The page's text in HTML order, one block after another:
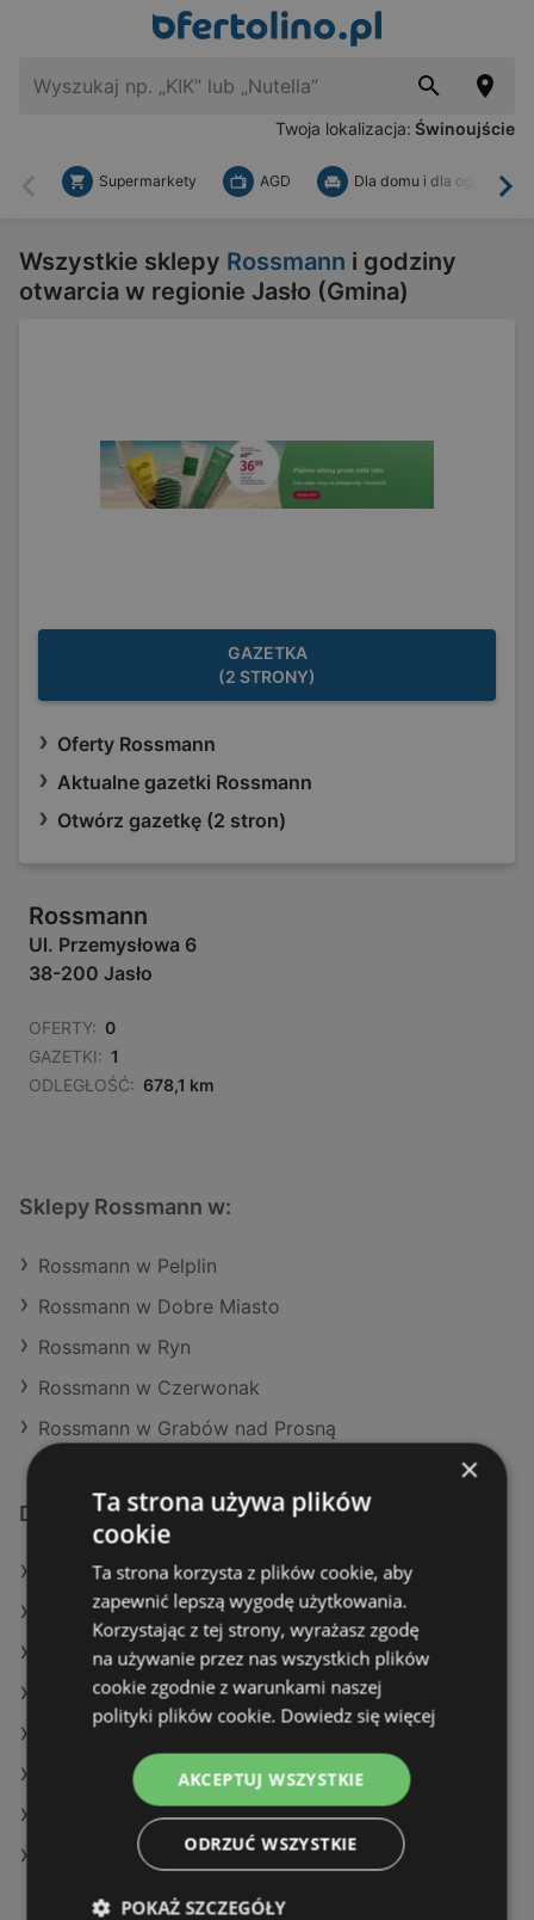
Twoja lokalizacja: Świnoujście
Wstecz
Supermarkety AGD Dla domu i dla ogrodu
Wszystkie sklepy Rossmann i godziny
otwarcia w regionie Jasło (Gmina)
GAZETKA
(2 STRONY)
Oferty Rossmann
Aktualne gazetki Rossmann
Otwórz gazetkę (2 stron)
Rossmann
Ul. Przemysłowa 6
38-200 Jasło
OFERTY: 0
GAZETKI: 1
ODLEGŁOŚĆ: 678,1 km
Sklepy Rossmann w:
Rossmann w Pelplin
Rossmann w Dobre Miasto
Rossmann w Ryn
Rossmann w Czerwonak
Rossmann w Grabów nad Prosną
Dodatkowe łącza
Oferty Rossmann
Oferty Hebe
Oferty Super-Pharm
Aktualne gazetki Drogeria Jasmin
Aktualne gazetki Hebe
Aktualne gazetki Super-Pharm
Aktualne gazetki Natura Drogerie
Sklepy Rossmann w Międzyzdroje
×
Ta strona używa plików
cookie
Ta strona korzysta z plików cookie, aby
zapewnić lepszą wygodę użytkowania.
Korzystając z tej strony, wyrażasz zgodę
na używanie przez nas wszystkich plików
cookie zgodnie z warunkami naszej
polityki plików cookie. Dowiedz się więcej
AKCEPTUJ WSZYSTKIE
ODRZUĆ WSZYSTKIE
POKAŻ SZCZEGÓŁY